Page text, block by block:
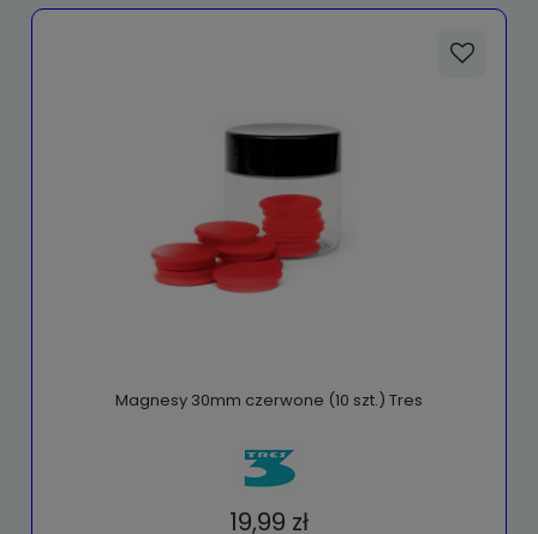
Magnesy 30mm czerwone (10 szt.) Tres
19,99 zł